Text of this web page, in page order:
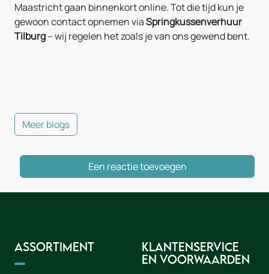
Maastricht gaan binnenkort online. Tot die tijd kun je
gewoon contact opnemen viaSpringkussenverhuur
Tilburg– wij regelen het zoals je van ons gewend bent.
Meer blogs
Een reactie toevoegen
Assortiment
Klantenservice
en voorwaarden